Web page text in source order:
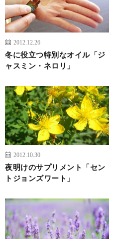
2012.12.26
冬に役立つ特別なオイル「ジ
ャスミン・ネロリ」
2012.10.30
夜明けのサプリメント「セン
トジョンズワート」